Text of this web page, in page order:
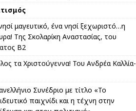
μαγευτικό, ένα νησί ξεχωριστό…η
Της Σκολαρίκη Αναστασίας, του
Β2
τα Χριστούγεννα! Του Ανδρέα Καλλία-
Συνέδριο με τίτλο «Το
παιχνίδι και η τέχνη στην